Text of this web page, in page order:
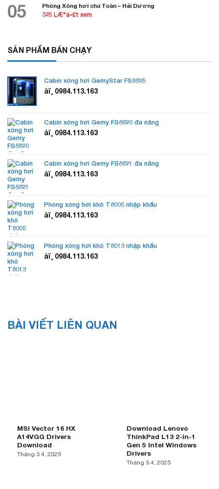
05
Phòng Xông hơi chú Toàn – Hải Dương
325 LÆ°á»£t xem
SẢN PHẨM BÁN CHẠY
Cabin xông hơi GemyStar FS8825
âï¸ 0984.113.163
Cabin xông hơi Gemy FS8820 đa năng
âï¸ 0984.113.163
Cabin xông hơi Gemy FS8821 đa năng
âï¸ 0984.113.163
Phòng xông hơi khô T8005 nhập khẩu
âï¸ 0984.113.163
Phòng xông hơi khô T8013 nhập khẩu
âï¸ 0984.113.163
BÀI VIẾT LIÊN QUAN
MSI Vector 16 HX
A14VGG Drivers
Download
Tháng 3 4, 2025
Download Lenovo
ThinkPad L13 2-in-1
Gen 5 Intel Windows
Drivers
Tháng 3 4, 2025